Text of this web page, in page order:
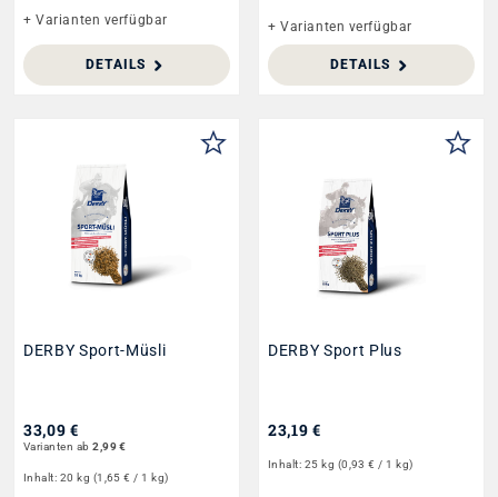
+ Varianten verfügbar
DETAILS
+ Varianten verfügbar
DETAILS
DERBY Sport-Müsli
33,09 €
Varianten ab 2,99 €
Inhalt: 20 kg (1,65 € / 1 kg)
DERBY Sport Plus
23,19 €
Inhalt: 25 kg (0,93 € / 1 kg)